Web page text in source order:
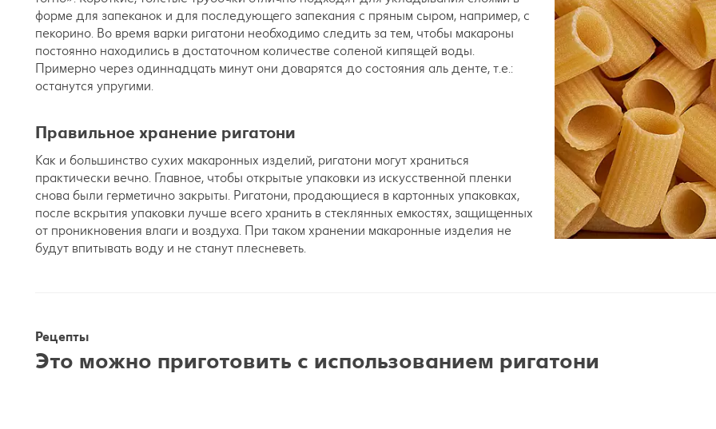
форме для запеканок и для последующего запекания с пряным сыром, например, с
пекорино. Во время варки ригатони необходимо следить за тем, чтобы макароны
постоянно находились в достаточном количестве соленой кипящей воды.
Примерно через одиннадцать минут они доварятся до состояния аль денте, т.е.:
останутся упругими.
Правильное хранение ригатони
Как и большинство сухих макаронных изделий, ригатони могут храниться
практически вечно. Главное, чтобы открытые упаковки из искусственной пленки
снова были герметично закрыты. Ригатони, продающиеся в картонных упаковках,
после вскрытия упаковки лучше всего хранить в стеклянных емкостях, защищенных
от проникновения влаги и воздуха. При таком хранении макаронные изделия не
будут впитывать воду и не станут плесневеть.
Рецепты
Это можно приготовить с использованием ригатони